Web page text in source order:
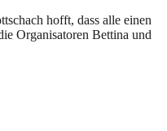
hofft, dass alle einen
Organisatoren Bettina und